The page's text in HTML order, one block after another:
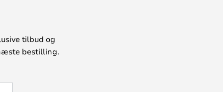
tilbud og
bestilling.